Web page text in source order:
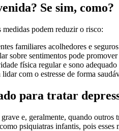
Se sim, como?
medidas podem reduzir o risco:
familiares acolhedores e
sobre sentimentos pode
física regular e sono
com o estresse de forma
para tratar
e, geralmente, quando
psiquiatras infantis, pois